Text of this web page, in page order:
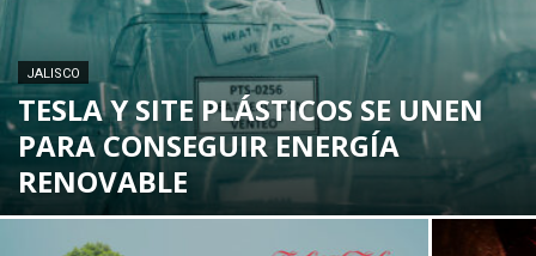
JALISCO
TESLA Y SITE PLÁSTICOS SE UNEN
PARA CONSEGUIR ENERGÍA
RENOVABLE